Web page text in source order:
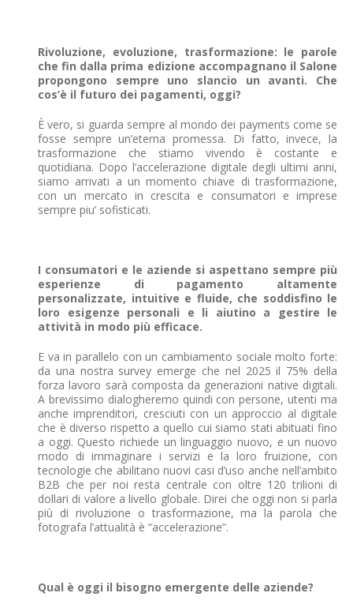
Rivoluzione, evoluzione, trasformazione: le parole
che fin dalla prima edizione accompagnano il Salone
propongono sempre uno slancio un avanti. Che
cos’è il futuro dei pagamenti, oggi?
È vero, si guarda sempre al mondo dei payments come se
fosse sempre un’eterna promessa. Di fatto, invece, la
trasformazione che stiamo vivendo è costante e
quotidiana. Dopo l’accelerazione digitale degli ultimi anni,
siamo arrivati a un momento chiave di trasformazione,
con un mercato in crescita e consumatori e imprese
sempre piu’ sofisticati.
I consumatori e le aziende si aspettano sempre più
esperienze di pagamento altamente
personalizzate, intuitive e fluide, che soddisfino le
loro esigenze personali e li aiutino a gestire le
attività in modo più efficace.
E va in parallelo con un cambiamento sociale molto forte:
da una nostra survey emerge che nel 2025 il 75% della
forza lavoro sarà composta da generazioni native digitali.
A brevissimo dialogheremo quindi con persone, utenti ma
anche imprenditori, cresciuti con un approccio al digitale
che è diverso rispetto a quello cui siamo stati abituati fino
a oggi. Questo richiede un linguaggio nuovo, e un nuovo
modo di immaginare i servizi e la loro fruizione, con
tecnologie che abilitano nuovi casi d’uso anche nell’ambito
B2B che per noi resta centrale con oltre 120 trilioni di
dollari di valore a livello globale. Direi che oggi non si parla
più di rivoluzione o trasformazione, ma la parola che
fotografa l’attualità è “accelerazione”.
Qual è oggi il bisogno emergente delle aziende?